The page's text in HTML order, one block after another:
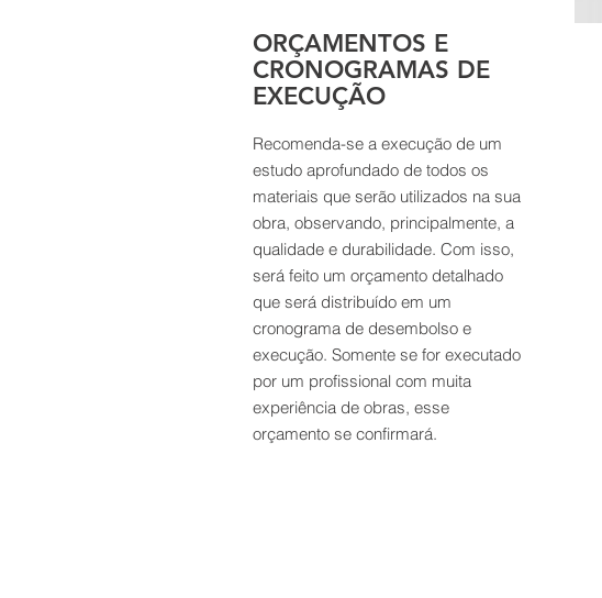
ORÇAMENTOS E
CRONOGRAMAS DE
EXECUÇÃO
Recomenda-se a execução de um
estudo aprofundado de todos os
materiais que serão utilizados na sua
obra, observando, principalmente, a
qualidade e durabilidade. Com isso,
será feito um orçamento detalhado
que será distribuído em um
cronograma de desembolso e
execução. Somente se for executado
por um profissional com muita
experiência de obras, esse
orçamento se confirmará.